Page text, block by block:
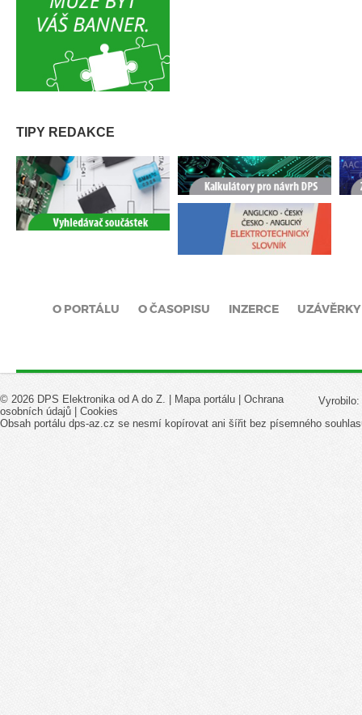
TIPY REDAKCE
O PORTÁLU O ČASOPISU INZERCE UZÁVĚRKY
Vyrobilo:
© 2026 DPS Elektronika od A do Z. | Mapa portálu
Ochrana
osobních údajů
Cookies
Obsah portálu dps-az.cz se nesmí kopírovat ani šířit bez písemného